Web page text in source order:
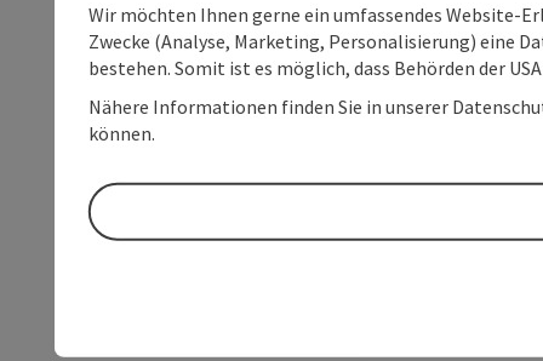
Wir möchten Ihnen gerne ein umfassendes Website-
Zwecke (Analyse, Marketing, Personalisierung) eine
bestehen. Somit ist es möglich, dass Behörden der
Nähere Informationen finden Sie in unserer
können.